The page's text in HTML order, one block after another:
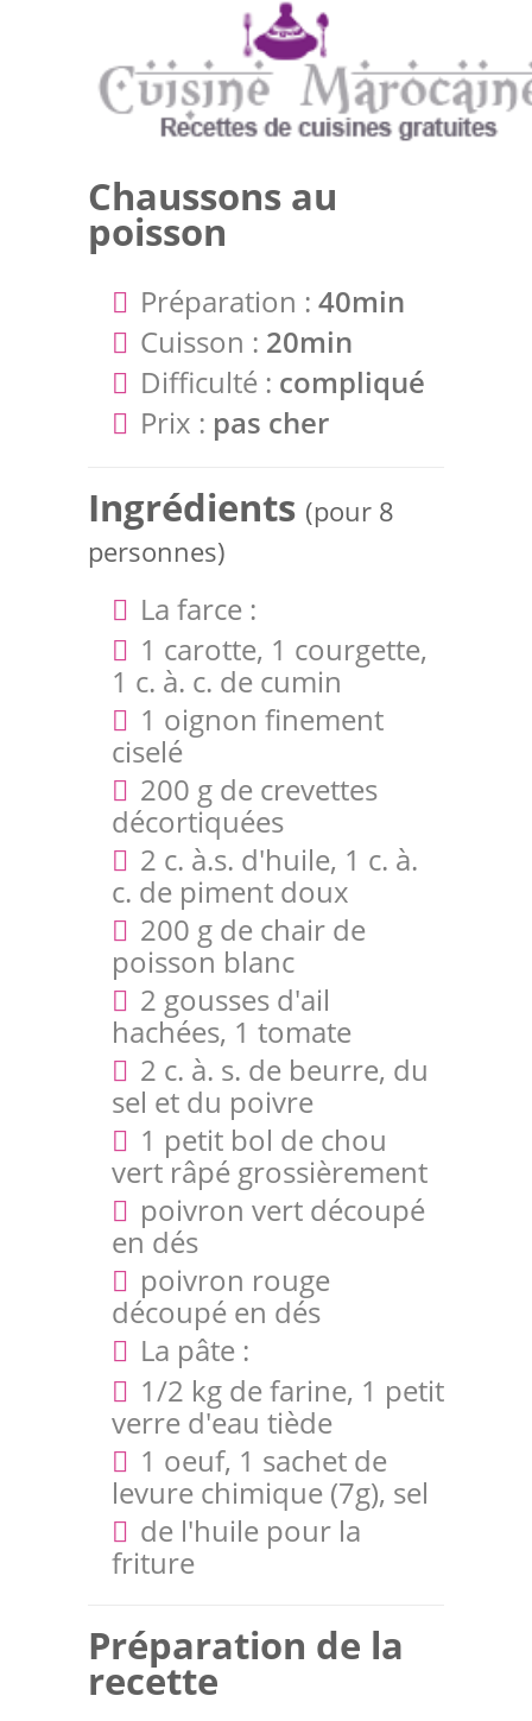
Chaussons au
poisson
Préparation : 40min
Cuisson : 20min
Difficulté : compliqué
Prix : pas cher
Ingrédients (pour 8
personnes)
La farce :
1 carotte, 1 courgette,
1 c. à. c. de cumin
1 oignon finement
ciselé
200 g de crevettes
décortiquées
2 c. à.s. d'huile, 1 c. à.
c. de piment doux
200 g de chair de
poisson blanc
2 gousses d'ail
hachées, 1 tomate
2 c. à. s. de beurre, du
sel et du poivre
1 petit bol de chou
vert râpé grossièrement
poivron vert découpé
en dés
poivron rouge
découpé en dés
La pâte :
1/2 kg de farine, 1 petit
verre d'eau tiède
1 oeuf, 1 sachet de
levure chimique (7g), sel
de l'huile pour la
friture
Préparation de la
recette